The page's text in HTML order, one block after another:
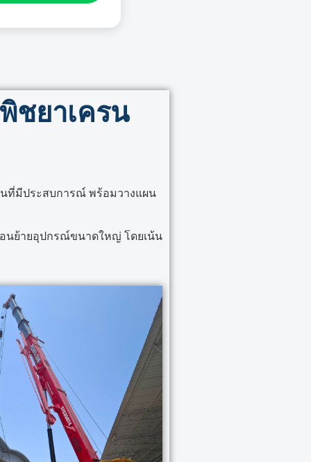
ชยาเครน
ที่มีประสบการณ์ พร้อมวางแผน
นย้ายอุปกรณ์ขนาดใหญ่ โดยเน้น